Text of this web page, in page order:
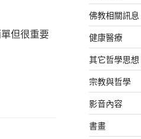
但很重要
佛教相關訊息
健康醫療
其它哲學思想
宗教與哲學
影音內容
書畫